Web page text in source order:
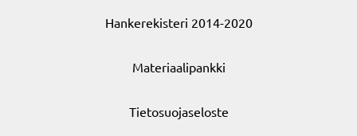
Hankerekisteri 2014-2020
Materiaalipankki
Tietosuojaseloste